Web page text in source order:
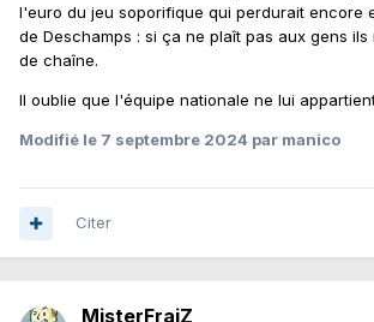
l'euro du jeu soporifique qui perdurait encore
de Deschamps : si ça ne plaît pas aux gens
de chaîne.
Il oublie que l'équipe nationale ne lui
Modifié le 7 septembre 2024 par manico
Citer
MisterFraiZ